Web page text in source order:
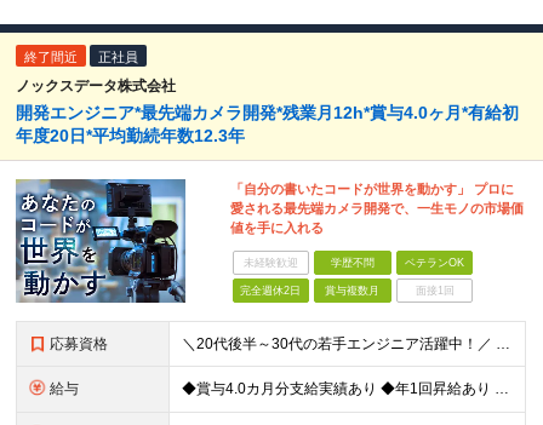
終了間近 正社員
ノックスデータ株式会社
開発エンジニア*最先端カメラ開発*残業月12h*賞与4.0ヶ月*有給初
年度20日*平均勤続年数12.3年
「自分の書いたコードが世界を動かす」 プロに
愛される最先端カメラ開発で、一生モノの市場価
値を手に入れる
未経験歓迎 学歴不問 ベテランOK
完全週休2日 賞与複数月 面接1回
応募資格 ＼20代後半～30代の若手エンジニア活躍中！／ ＼開発言語や開発領域は一切不問！／ ◆ITエンジニアとしての開発実務（基本設計、実装、テストいずれか）の経験をお持ちの方 ◆学歴不問 ★求める人物像
給与 ◆賞与4.0カ月分支給実績あり ◆年1回昇給あり ＼基本的に前給以上保証！／ ◆月給28万円～65万円+賞与年2回 ※あなたのご年齢やご経験、前職給与等を考慮し、決定いたします ※詳細は面接時にご